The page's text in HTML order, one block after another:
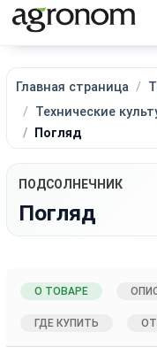
Главная страница
Технические
Погляд
ПОДСОЛНЕЧНИК
Погляд
О ТОВАРЕ
ГДЕ КУПИТЬ